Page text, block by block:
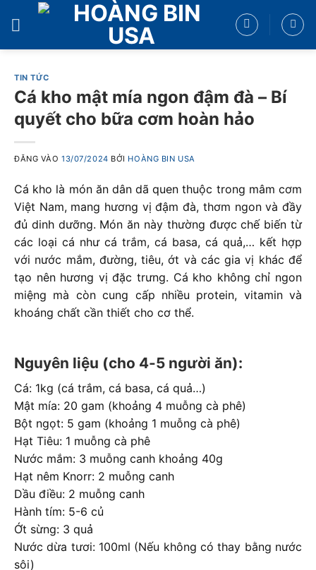
TIN TỨC
Cá kho mật mía ngon đậm đà – Bí
quyết cho bữa cơm hoàn hảo
ĐĂNG VÀO13/07/2024 BỞI HOÀNG BIN USA
Cá kho là món ăn dân dã quen thuộc trong mâm cơm
Việt Nam, mang hương vị đậm đà, thơm ngon và đầy
đủ dinh dưỡng. Món ăn này thường được chế biến từ
các loại cá như cá trắm, cá basa, cá quả,… kết hợp
với nước mắm, đường, tiêu, ớt và các gia vị khác để
tạo nên hương vị đặc trưng. Cá kho không chỉ ngon
miệng mà còn cung cấp nhiều protein, vitamin và
khoáng chất cần thiết cho cơ thể.
Nguyên liệu (cho 4-5 người ăn):
Cá: 1kg (cá trắm, cá basa, cá quả…)
Mật mía: 20 gam (khoảng 4 muỗng cà phê)
Bột ngọt: 5 gam (khoảng 1 muỗng cà phê)
Hạt Tiêu: 1 muỗng cà phê
Nước mắm: 3 muỗng canh khoảng 40g
Hạt nêm Knorr: 2 muỗng canh
Dầu điều: 2 muỗng canh
Hành tím: 5-6 củ
Ớt sừng: 3 quả
Nước dừa tươi: 100ml (Nếu không có thay bằng nước
sôi)